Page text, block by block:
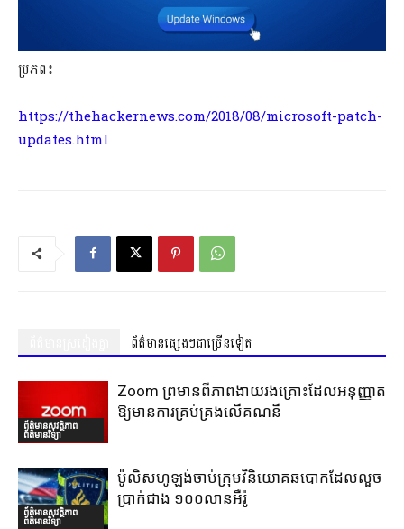
ប្រភព៖
https://thehackernews.com/2018/08/microsoft-patch-
updates.html
ព័ត៌មានផ្សេងៗជាច្រើនទៀត
ព័ត៌មានសុវត្ថិភាព
ព័ត៌មានវិទ្យា
Zoom ព្រមានពីភាពងាយរងគ្រោះដែលអនុញ្ញាត
ឱ្យមានការគ្រប់គ្រងលើគណនី
ព័ត៌មានសុវត្ថិភាព
ព័ត៌មានវិទ្យា
ប៉ូលិសហូឡង់ចាប់ក្រុមវិនិយោគឆបោកដែលលួច
ប្រាក់ជាង ១០០លានអឺរ៉ូ